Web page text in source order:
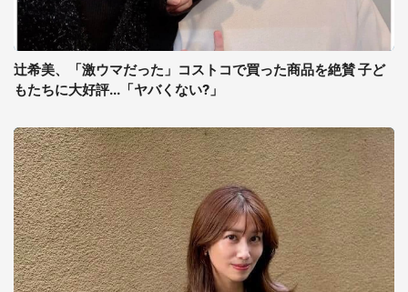
辻希美、「激ウマだった」コストコで買った商品を絶賛 子ど
もたちに大好評...「ヤバくない?」